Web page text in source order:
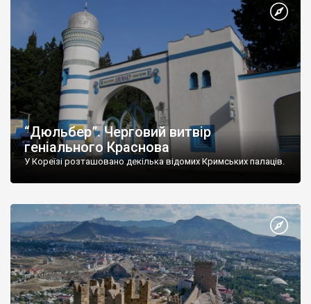
“Дюльбер”. Черговий витвір
геніального Краснова
У Кореїзі розташовано декілька відомих Кримських палаців.